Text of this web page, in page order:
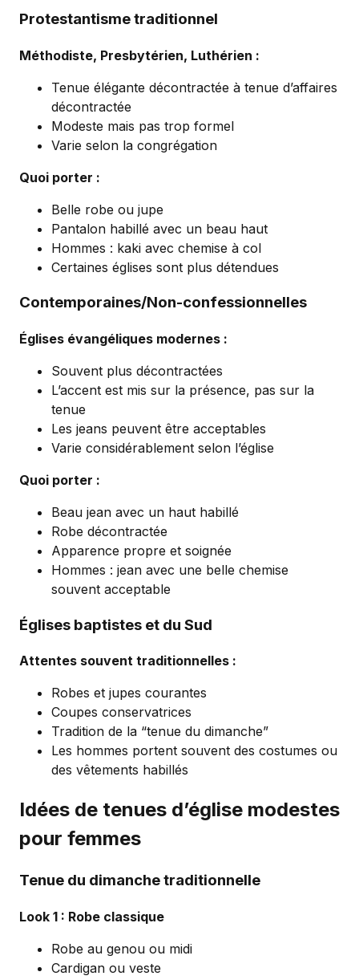
Protestantisme traditionnel
Méthodiste, Presbytérien, Luthérien :
Tenue élégante décontractée à tenue d’affaires
décontractée
Modeste mais pas trop formel
Varie selon la congrégation
Quoi porter :
Belle robe ou jupe
Pantalon habillé avec un beau haut
Hommes : kaki avec chemise à col
Certaines églises sont plus détendues
Contemporaines/Non-confessionnelles
Églises évangéliques modernes :
Souvent plus décontractées
L’accent est mis sur la présence, pas sur la
tenue
Les jeans peuvent être acceptables
Varie considérablement selon l’église
Quoi porter :
Beau jean avec un haut habillé
Robe décontractée
Apparence propre et soignée
Hommes : jean avec une belle chemise
souvent acceptable
Églises baptistes et du Sud
Attentes souvent traditionnelles :
Robes et jupes courantes
Coupes conservatrices
Tradition de la “tenue du dimanche”
Les hommes portent souvent des costumes ou
des vêtements habillés
Idées de tenues d’église modestes
pour femmes
Tenue du dimanche traditionnelle
Look 1 : Robe classique
Robe au genou ou midi
Cardigan ou veste